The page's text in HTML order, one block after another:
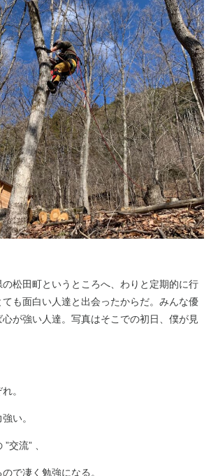
の松田町というところへ、わりと定期的に行
ても面白い人達と出会ったからだ。みんな優
が強い人達。写真はそこでの初日、僕が見
。
い。
”交流”
で凄く勉強になる。